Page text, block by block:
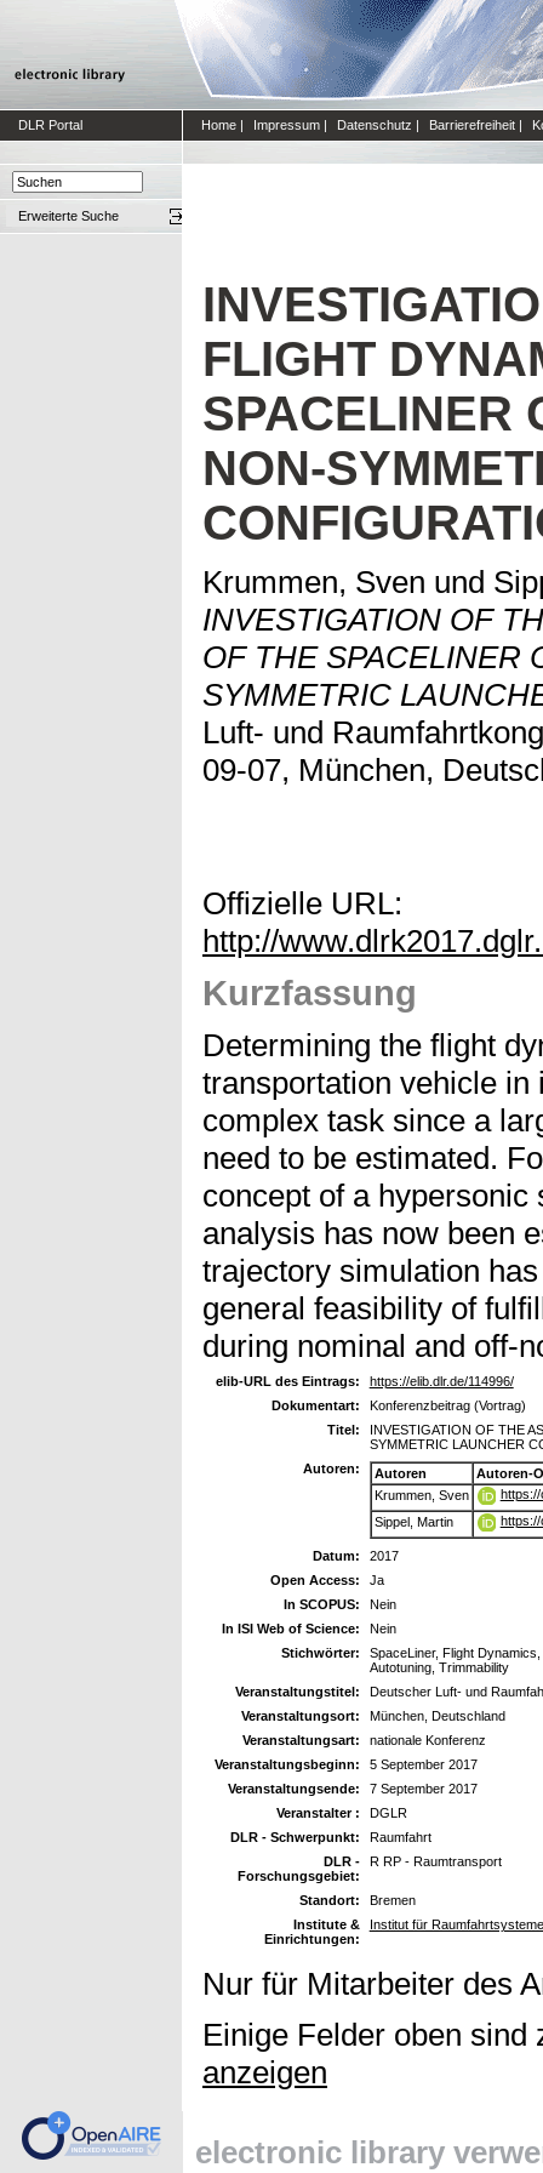
DLR Portal Home | Impressum | Datenschutz | Barrierefreiheit |
Erweiterte Suche
FLIGHT
SPACELINER
NON-
Krummen, Sven und
INVESTIGATION OF
OF THE SPACELINER
SYMMETRIC
Luft- und
09-07, München,
Offizielle URL:
http://
Kurzfassung
Determining the flight
transportation vehicle
complex task since a
need to be estimated.
concept of a
analysis has now been
trajectory simulation
general feasibility of
during nominal and off-
elib-URL des Eintrags:
https://elib.dlr.de/114996/
Dokumentart:
Konferenzbeitrag (Vortrag)
Titel:
INVESTIGATION OF THE
SYMMETRIC LAUNCHER
Autoren:
Autoren
Autoren-
Krummen, Sven
Sippel, Martin
Datum:
2017
Open Access:
Ja
In SCOPUS:
Nein
In ISI Web of Science:
Nein
Stichwörter:
SpaceLiner, Flight
Autotuning, Trimmability
Veranstaltungstitel:
Deutscher Luft- und
Veranstaltungsort:
München, Deutschland
Veranstaltungsart:
nationale Konferenz
Veranstaltungsbeginn:
5 September 2017
Veranstaltungsende:
7 September 2017
Veranstalter :
DGLR
DLR - Schwerpunkt:
Raumfahrt
DLR -
Forschungsgebiet:
R RP - Raumtransport
Standort:
Bremen
Institute &
Einrichtungen:
Institut für
Nur für Mitarbeiter des
Einige Felder oben
anzeigen
electronic library